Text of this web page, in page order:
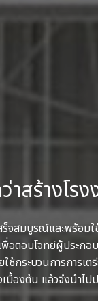
าสร้างโรง
ร็จสมบูรณ์และพร้อม
อตอบโจทย์ผู้ประกอ
ช้กระบวนการการเต
บื้องต้น แล้วจึงนำไ